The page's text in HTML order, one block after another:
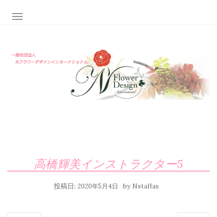
ナビゲーション切り替え
高橋輝美インストラクター5
投稿日: 2020年5月4日 by Nstaffas